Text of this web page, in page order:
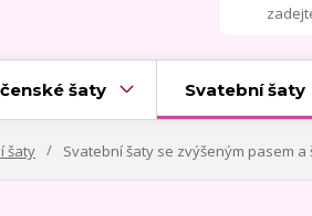
šaty Svatební šaty
šaty Svatební šaty se zvýšeným pasem